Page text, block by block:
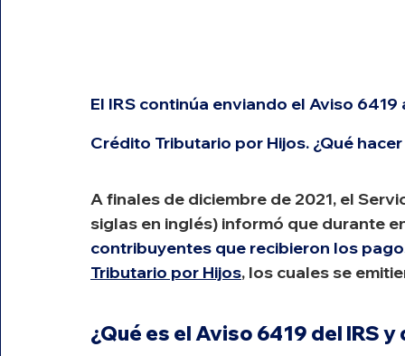
El IRS continúa enviando el Aviso
Crédito Tributario por Hijos. ¿Qué
A finales de diciembre de 2021, el
siglas en inglés) informó que durante
contribuyentes que recibieron los
Tributario por Hijos, los cuales se
¿Qué es el Aviso 6419 del IRS